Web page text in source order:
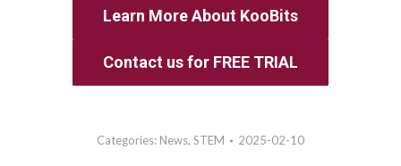
Learn More About KooBits
Contact us for FREE TRIAL
Categories: News, STEM 2025-02-10